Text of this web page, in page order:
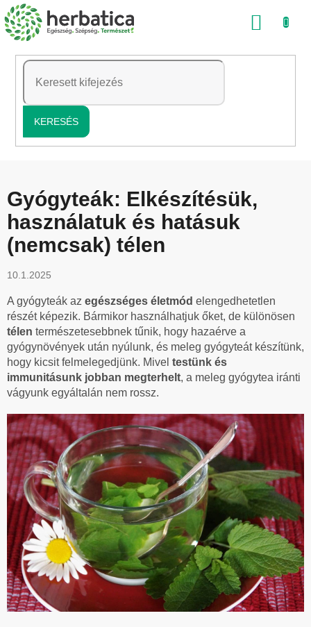
Ugrás
a
tartalomhoz
KERESÉS
Gyógyteák: Elkészítésük,
használatuk és hatásuk
(nemcsak) télen
10.1.2025
A gyógyteák az egészséges életmód elengedhetetlen
részét képezik. Bármikor használhatjuk őket, de különösen
télen természetesebbnek tűnik, hogy hazaérve a
gyógynövények után nyúlunk, és meleg gyógyteát készítünk,
hogy kicsit felmelegedjünk. Mivel testünk és
immunitásunk jobban megterhelt, a meleg gyógytea iránti
vágyunk egyáltalán nem rossz.